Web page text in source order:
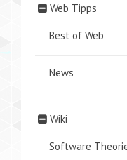
Web Tipps
Best of Web
News
Wiki
Software